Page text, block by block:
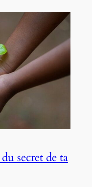
secret de ta